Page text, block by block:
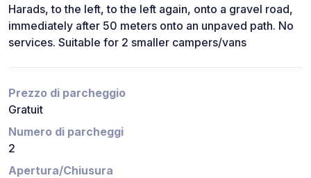
Harads, to the left, to the left again, onto a gravel road,
immediately after 50 meters onto an unpaved path. No
services. Suitable for 2 smaller campers/vans
Prezzo di parcheggio
Gratuit
Numero di parcheggi
2
Apertura/Chiusura